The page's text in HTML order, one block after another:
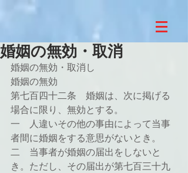
婚姻の無効・取消
婚姻の無効・取消し
婚姻の無効
第七百四十二条　婚姻は、次に掲げる
場合に限り、無効とする。
一　人違いその他の事由によって当事
者間に婚姻をする意思がないとき。
二　当事者が婚姻の届出をしないと
き。ただし、その届出が第七百三十九